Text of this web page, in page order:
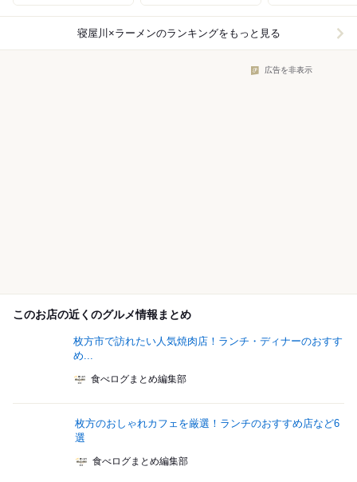
寝屋川×ラーメンのランキングをもっと見る
広告を非表示
このお店の近くのグルメ情報まとめ
枚方市で訪れたい人気焼肉店！ランチ・ディナーのおすす
め...
食べログまとめ編集部
枚方のおしゃれカフェを厳選！ランチのおすすめ店など6
選
食べログまとめ編集部